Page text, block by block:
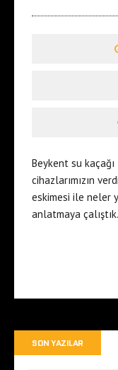
Beykent su
cihazlarımızın
eskimesi ile neler
anlatmaya
SON YAZILAR